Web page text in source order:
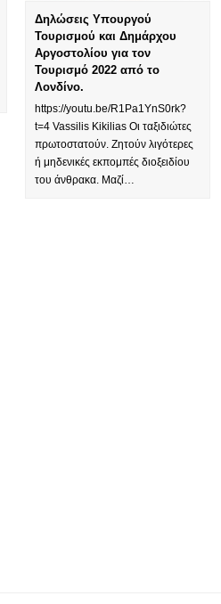
Δηλώσεις Υπουργού
Τουρισμού και Δημάρχου
Αργοστολίου για τον
Τουρισμό 2022 από το
Λονδίνο.
https://youtu.be/R1Pa1YnS0rk?
t=4 Vassilis Kikilias Οι ταξιδιώτες
πρωτοστατούν. Ζητούν λιγότερες
ή μηδενικές εκπομπές διοξειδίου
του άνθρακα. Μαζί…